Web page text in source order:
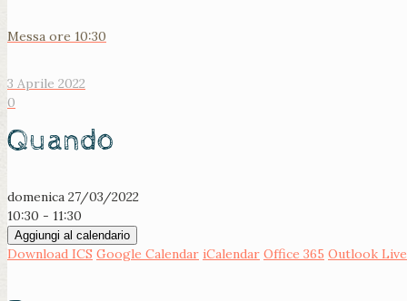
Messa ore 10:30
3 Aprile 2022
0
Quando
domenica 27/03/2022
10:30 - 11:30
Aggiungi al calendario
Download ICS Google Calendar iCalendar Office 365 Outlook Live